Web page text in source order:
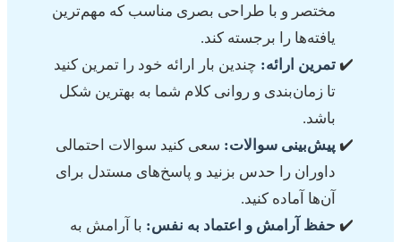
مختصر و با طراحی بصری مناسب که مهم‌ترین
یافته‌ها را برجسته کند.
تمرین ارائه: چندین بار ارائه خود را تمرین کنید
تا زمان‌بندی و روانی کلام شما به بهترین شکل
باشد.
پیش‌بینی سوالات: سعی کنید سوالات احتمالی
داوران را حدس بزنید و پاسخ‌های مستدل برای
آن‌ها آماده کنید.
حفظ آرامش و اعتماد به نفس: با آرامش به